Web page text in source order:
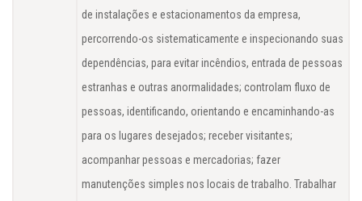
de instalações e estacionamentos da empresa,
percorrendo-os sistematicamente e inspecionando suas
dependências, para evitar incêndios, entrada de pessoas
estranhas e outras anormalidades; controlam fluxo de
pessoas, identificando, orientando e encaminhando-as
para os lugares desejados; receber visitantes;
acompanhar pessoas e mercadorias; fazer
manutenções simples nos locais de trabalho. Trabalhar